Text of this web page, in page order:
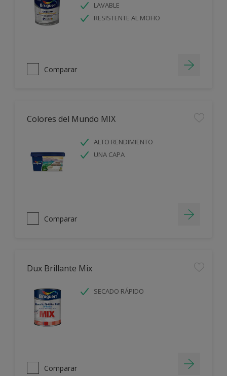
LAVABLE
RESISTENTE AL MOHO
Comparar
Colores del Mundo MIX
ALTO RENDIMIENTO
UNA CAPA
Comparar
Dux Brillante Mix
SECADO RÁPIDO
Comparar